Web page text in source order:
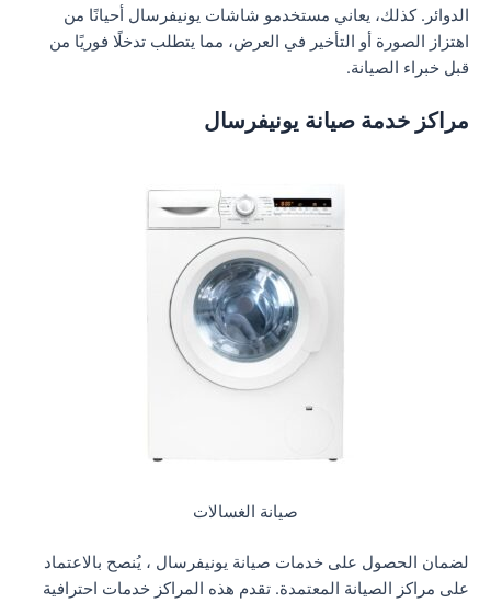
الدوائر. كذلك، يعاني مستخدمو شاشات يونيفرسال أحيانًا من
اهتزاز الصورة أو التأخير في العرض، مما يتطلب تدخلًا فوريًا من
قبل خبراء الصيانة.
مراكز خدمة صيانة يونيفرسال
صيانة الغسالات
لضمان الحصول على خدمات صيانة يونيفرسال ، يُنصح بالاعتماد
على مراكز الصيانة المعتمدة. تقدم هذه المراكز خدمات احترافية